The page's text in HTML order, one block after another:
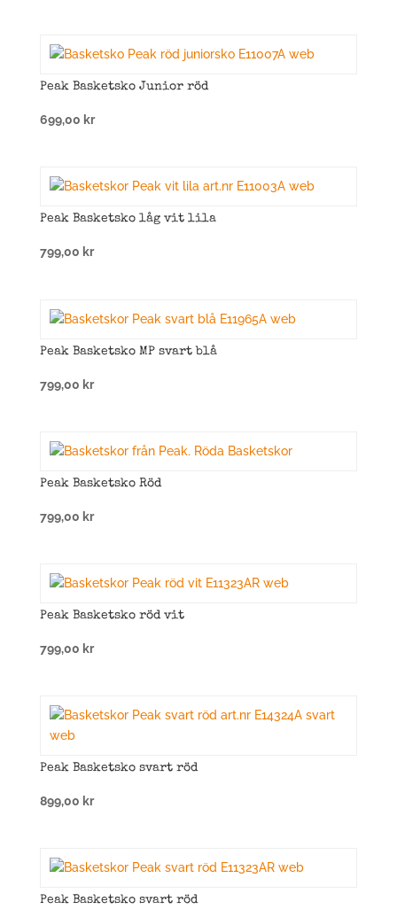
Peak Basketsko Junior röd
699,00 kr
Peak Basketsko låg vit lila
799,00 kr
Peak Basketsko MP svart blå
799,00 kr
Peak Basketsko Röd
799,00 kr
Peak Basketsko röd vit
799,00 kr
Peak Basketsko svart röd
899,00 kr
Peak Basketsko svart röd